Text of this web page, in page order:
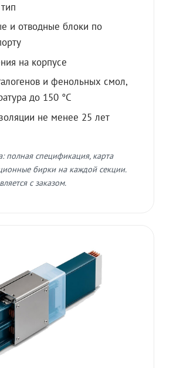
и отводные блоки по
на корпусе
и фенольных смол,
до 150 °C
не менее 25 лет
полная спецификация, карта
бирки на каждой секции.
с заказом.